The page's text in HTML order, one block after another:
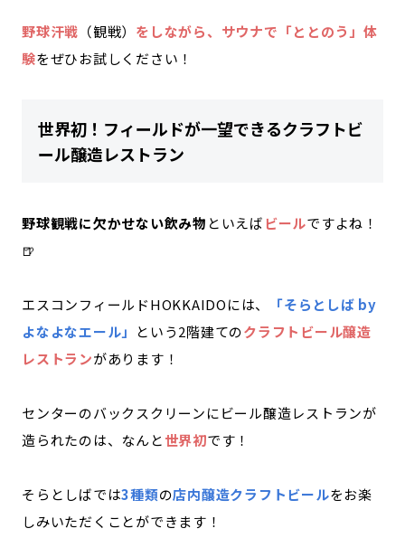
野球汗戦 （観戦） をしながら、サウナで「ととのう」体
験をぜひお試しください！
世界初！フィールドが一望できるクラフトビ
ール醸造レストラン
野球観戦に欠かせない飲み物 といえばビールですよね！
🍺
エスコンフィールドHOKKAIDOには、
「そらとしば by
よなよなエール」
という2階建てのクラフトビール醸造
レストランがあります！
センターのバックスクリーンにビール醸造レストランが
造られたのは、なんと世界初です！
そらとしばでは3種類の店内醸造クラフトビールをお楽
しみいただくことができます！